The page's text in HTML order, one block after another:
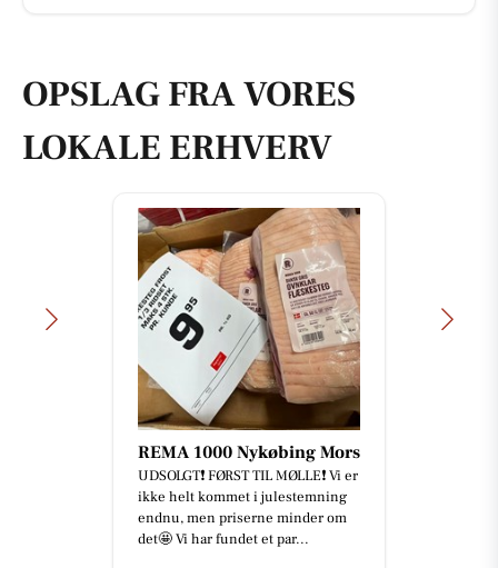
OPSLAG FRA VORES
LOKALE ERHVERV
REMA 1000 Nykøbing Mors
UDSOLGT❗️ FØRST TIL MØLLE❗️ Vi er
ikke helt kommet i julestemning
endnu, men priserne minder om
det🤩 Vi har fundet et par...